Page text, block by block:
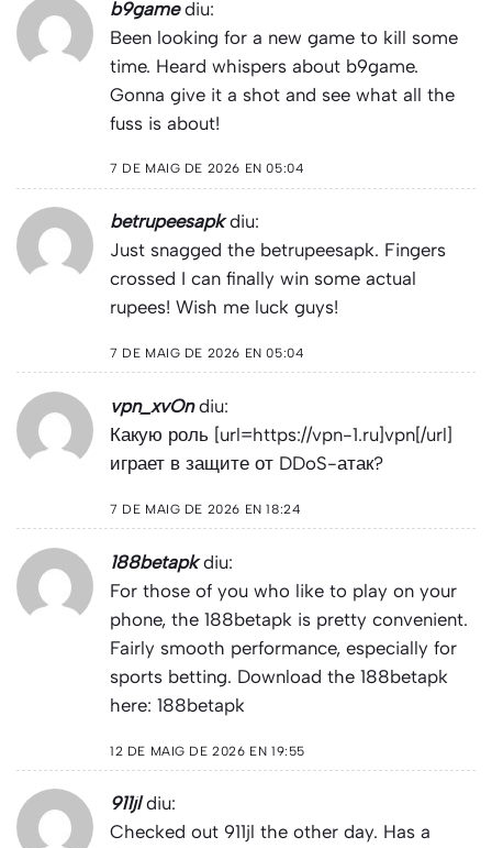
b9game diu:
Been looking for a new game to kill some
time. Heard whispers about b9game.
Gonna give it a shot and see what all the
fuss is about!
7 DE MAIG DE 2026 EN 05:04
betrupeesapk diu:
Just snagged the betrupeesapk. Fingers
crossed I can finally win some actual
rupees! Wish me luck guys!
7 DE MAIG DE 2026 EN 05:04
vpn_xvOn diu:
Какую роль [url=https://vpn-1.ru]vpn[/url]
играет в защите от DDoS-атак?
7 DE MAIG DE 2026 EN 18:24
188betapk diu:
For those of you who like to play on your
phone, the 188betapk is pretty convenient.
Fairly smooth performance, especially for
sports betting. Download the 188betapk
here: 188betapk
12 DE MAIG DE 2026 EN 19:55
911jl diu:
Checked out 911jl the other day. Has a